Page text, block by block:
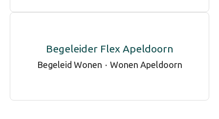
Begeleider Flex Apeldoorn
Begeleid Wonen · Wonen Apeldoorn